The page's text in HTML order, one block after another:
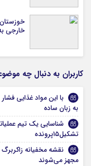
خارجی
کاربران به دنبال چه
با این مواد غذایی
به زبان ساده
شناسایی یک تیم
تشکیل۱۵پرونده
نقشه مخفیانه
مجهز می‌شوند